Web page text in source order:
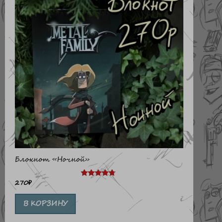
Блокнот «Ночной»
Оценка
270₽
В КОРЗИНУ